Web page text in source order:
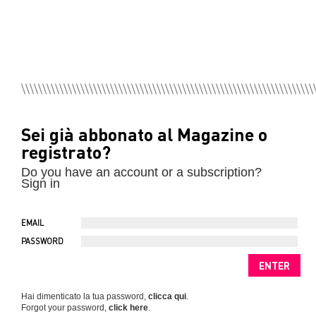
Sei già abbonato al Magazine o
registrato?
Do you have an account or a subscription?
Sign in
EMAIL
PASSWORD
Hai dimenticato la tua password, clicca qui.
Forgot your password, click here.